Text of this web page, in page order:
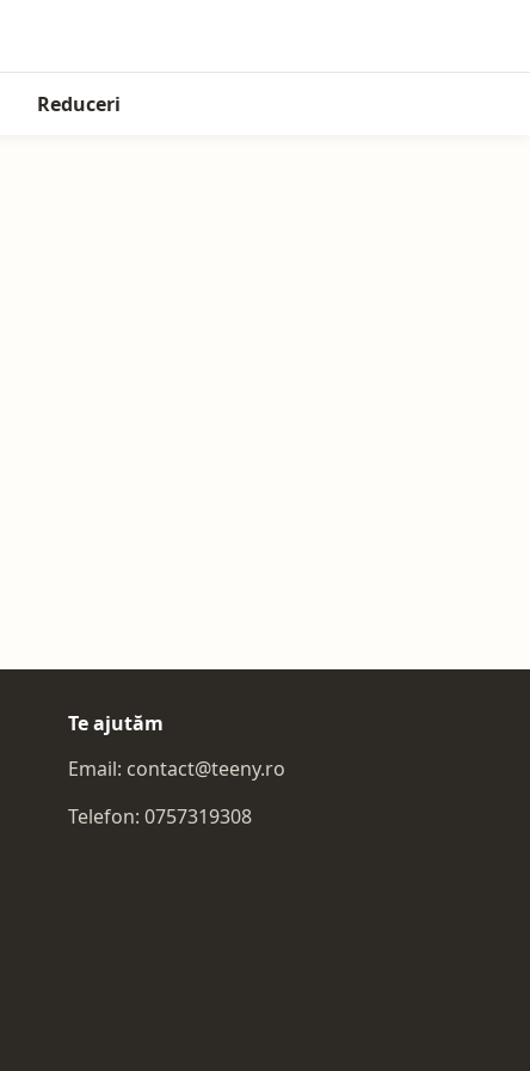
Reduceri
Te ajutăm
Email: contact@teeny.ro
Telefon:0757319308